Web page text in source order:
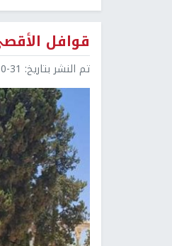
قوافل
تم النشر بتاريخ: